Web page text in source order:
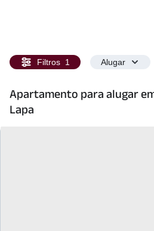
Filtros 1 Alugar
Apartamento para alugar
Lapa